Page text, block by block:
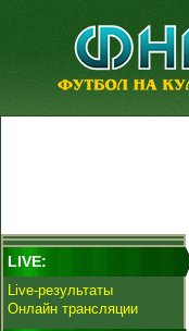
LIVE:
Live-результаты
Онлайн трансляции